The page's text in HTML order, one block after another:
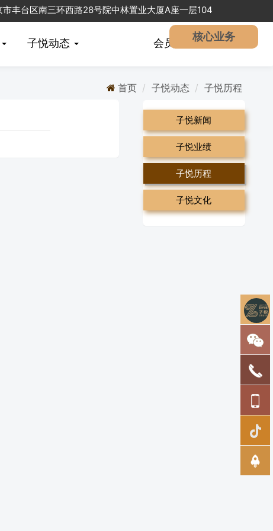
丰台区南三环西路28号院中林置业大厦A座一层104
核心业务
子悦动态 会员 中心
首页 子悦动态 子悦历程
子悦新闻
子悦业绩
子悦历程
子悦文化